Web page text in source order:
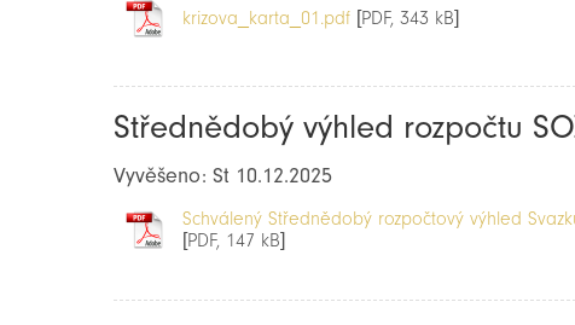
krizova_karta_01.pdf [PDF, 343 kB]
Střednědobý výhled rozpočtu
Vyvěšeno: St 10.12.2025
Schválený Střednědobý rozpočtový výhled
[PDF, 147 kB]